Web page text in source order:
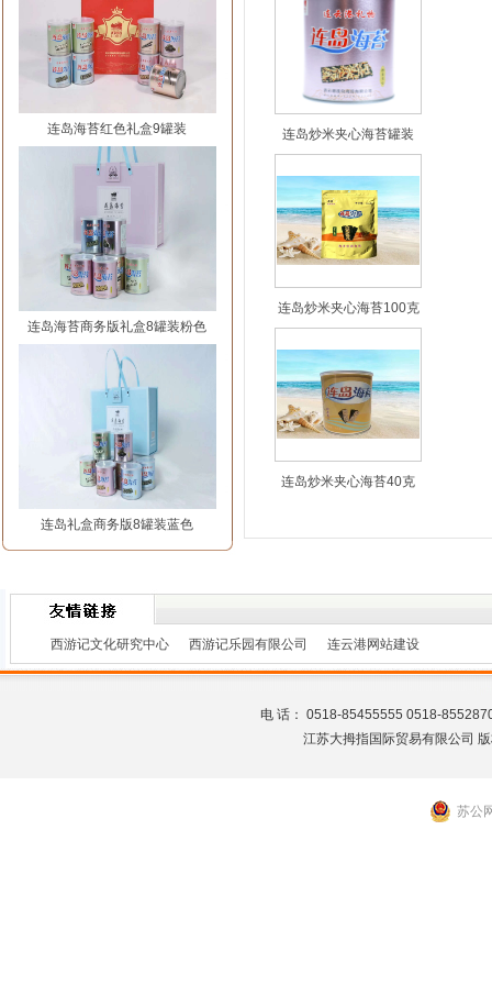
连岛海苔红色礼盒9罐装
连岛海苔商务版礼盒8罐装粉色
连岛礼盒商务版8罐装蓝色
连岛炒米夹心海苔罐装
连岛炒米夹心海苔100克
连岛炒米夹心海苔40克
西游记文化研究中心 西游记乐园有限公司 连云港网站建设
电 话： 0518-85455555 0518-
江苏大拇指国际贸易有限公司
苏公